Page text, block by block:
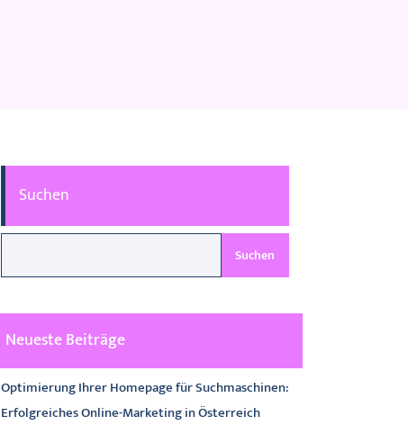
Suchen
Suchen
Neueste Beiträge
Optimierung Ihrer Homepage für Suchmaschinen:
Erfolgreiches Online-Marketing in Österreich